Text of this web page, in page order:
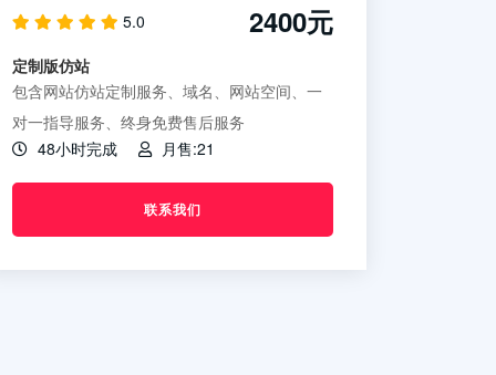
5.0 2400元
定制版仿站
包含网站仿站定制服务、域名、网站空间、一
对一指导服务、终身免费售后服务
48小时完成
月售:21
联系我们